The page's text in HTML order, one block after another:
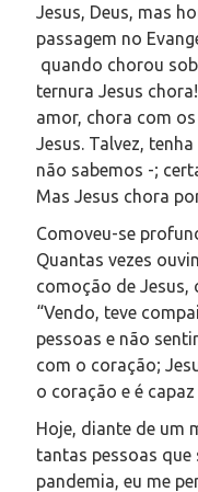
Jesus, Deus, mas
passagem no
quando chorou
ternura Jesus
amor, chora com
Jesus. Talvez,
não sabemos -;
Mas Jesus chora
Comoveu-se
Quantas vezes
comoção de Jesus,
“Vendo, teve
pessoas e não
com o coração;
o coração e é
Hoje, diante de um
tantas pessoas
pandemia, eu me